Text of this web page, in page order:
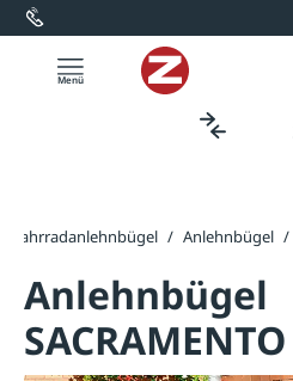
springen
Fahrradanlehnbügel / Anlehnbügel /
Anlehnbügel
SACRAMENTO